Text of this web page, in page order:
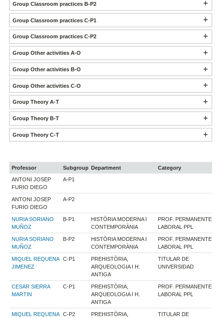
Group Classroom practices B-P2
Group Classroom practices C-P1
Group Classroom practices C-P2
Group Other activities A-O
Group Other activities B-O
Group Other activities C-O
Group Theory A-T
Group Theory B-T
Group Theory C-T
Professor Subgroup Department
Category
ANTONI JOSEP
FURIO DIEGO
A-P1
ANTONI JOSEP
FURIO DIEGO
A-P2
NURIA SORIANO
MUÑOZ
B-P1
HISTÒRIA MODERNA I
CONTEMPORÀNIA
PROF. PERMANENTE
LABORAL PPL
NURIA SORIANO
MUÑOZ
B-P2
HISTÒRIA MODERNA I
CONTEMPORÀNIA
PROF. PERMANENTE
LABORAL PPL
MIQUEL REQUENA
JIMENEZ
C-P1
PREHISTÒRIA,
ARQUEOLOGIA I H.
ANTIGA
TITULAR DE
UNIVERSIDAD
CESAR SIERRA
MARTIN
C-P1
PREHISTÒRIA,
ARQUEOLOGIA I H.
ANTIGA
PROF. PERMANENTE
LABORAL PPL
MIQUEL REQUENA
C-P2
PREHISTÒRIA,
TITULAR DE